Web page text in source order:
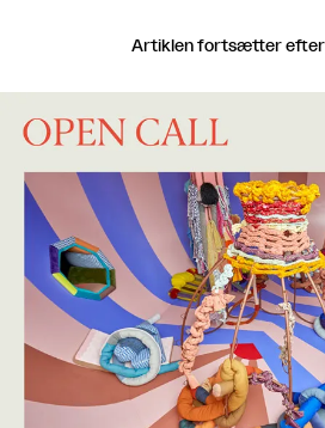
Artiklen fortsætter efter